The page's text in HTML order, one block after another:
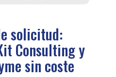
solicitud:
Consulting y
sin coste